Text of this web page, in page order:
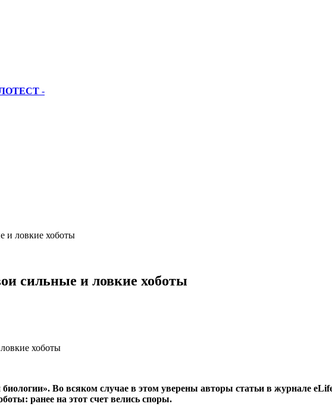
-
и ловкие хоботы
сильные и ловкие хоботы
Во всяком случае в этом уверены авторы статьи в журнале
ранее на этот счет велись споры.